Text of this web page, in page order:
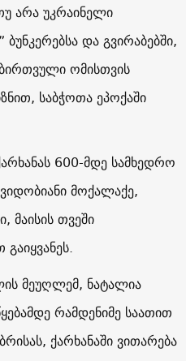
არა უკრაინელი
და გვირაბებში,
ომისთვის
საბჭოთა ეპოქაში
600-მდე სამხედრო
მოქალაქე,
მაისის თვეში
მეუღლემ, ნატალია
რამდენიმე საათით
ქარხანაში ვითარება